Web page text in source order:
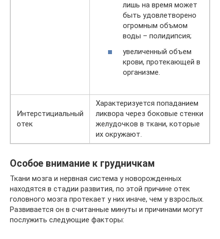
лишь на время может
быть удовлетворено
огромным объмом
воды – полидипсия;
увеличенный объем
крови, протекающей в
организме.
Интерстициальный
отек
Характеризуется попаданием
ликвора через боковые стенки
желудочков в ткани, которые
их окружают.
Особое внимание к грудничкам
Ткани мозга и нервная система у новорожденных
находятся в стадии развития, по этой причине отек
головного мозга протекает у них иначе, чем у взрослых.
Развивается он в считанные минуты и причинами могут
послужить следующие факторы: